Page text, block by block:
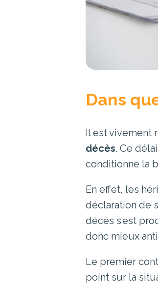
Dans
Il est vivement
décès. Ce
conditionne la
En effet, les
déclaration de
décès s’est
donc mieux
Le premier
point sur la